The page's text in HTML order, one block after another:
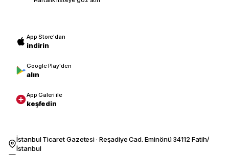
App Store'dan
indirin
Google Play'den
alın
App Galeri ile
keşfedin
İstanbul Ticaret Gazetesi · Reşadiye Cad. Eminönü 34112 Fatih/
İstanbul